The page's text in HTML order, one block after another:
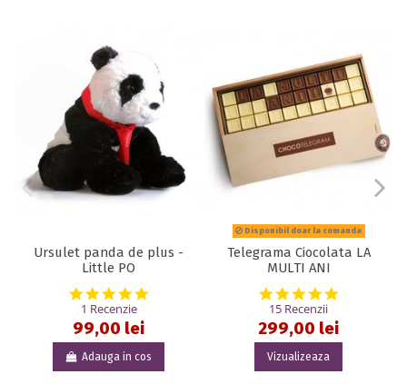
Ursulet panda de plus -
Little PO
5.0 star rating
1 Recenzie
99,00 lei
Adauga in cos
Disponibil doar la comanda
Telegrama Ciocolata LA
MULTI ANI
5.0 star
15 Recenzii
299,00 lei
Vizualizeaza